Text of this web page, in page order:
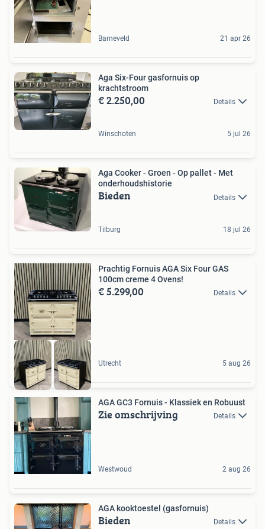
Barneveld 21 apr 26
Aga Six-Four gasfornuis op
krachtstroom
€ 2.250,00 Details
Winschoten 5 jul 26
Aga Cooker - Groen - Op pallet - Met
onderhoudshistorie
Bieden Details
Tilburg 18 jul 26
Prachtig Fornuis AGA Six Four GAS
100cm creme 4 Ovens!
€ 5.299,00 Details
Utrecht 5 aug 26
AGA GC3 Fornuis - Klassiek en Robuust
Zie omschrijving Details
Westwoud 2 aug 26
AGA kooktoestel (gasfornuis)
Bieden Details